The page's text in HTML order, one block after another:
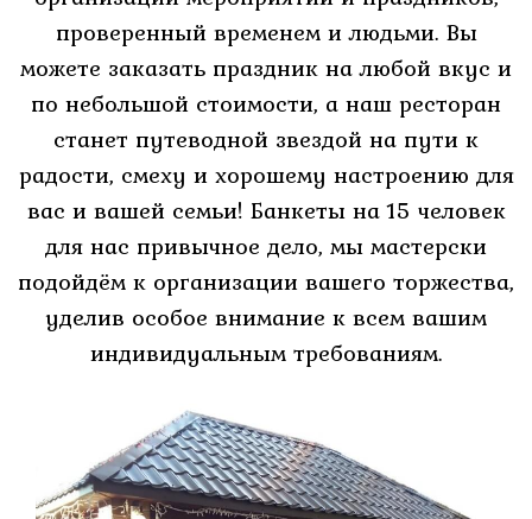
проверенный временем и людьми. Вы
можете заказать праздник на любой вкус и
по небольшой стоимости, а наш ресторан
станет путеводной звездой на пути к
радости, смеху и хорошему настроению для
вас и вашей семьи! Банкеты на 15 человек
для нас привычное дело, мы мастерски
подойдём к организации вашего торжества,
уделив особое внимание к всем вашим
индивидуальным требованиям.